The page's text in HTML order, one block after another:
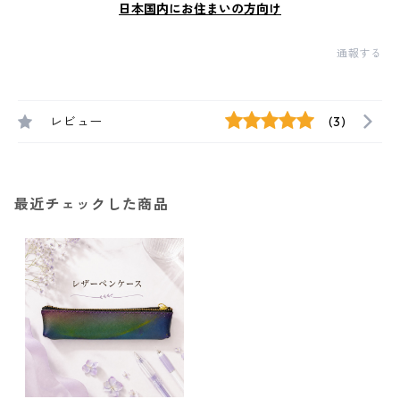
日本国内にお住まいの方向け
通報する
レビュー (3)
最近チェックした商品